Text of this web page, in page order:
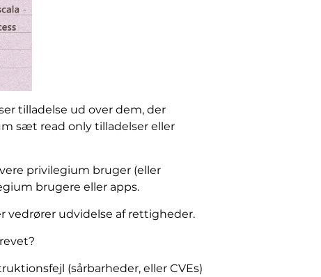
tilladelse ud over dem, der
sæt read only tilladelser eller
privilegium bruger (eller
brugere eller apps.
vedrører udvidelse af rettigheder.
(sårbarheder, eller CVEs)